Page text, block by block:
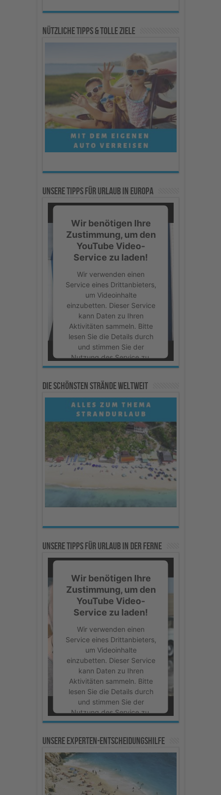
Nützliche Tipps & Tolle Ziele
Unsere Tipps für Urlaub in Europa
Wir benötigen Ihre
Zustimmung, um den
YouTube Video-
Service zu laden!
Wir verwenden einen
Service eines Drittanbieters,
um Videoinhalte
einzubetten. Dieser Service
kann Daten zu Ihren
Aktivitäten sammeln. Bitte
lesen Sie die Details durch
und stimmen Sie der
Nutzung des Service zu,
um dieses Video
Mehr Informationen
Akzeptieren
powered by Usercentrics
Consent Management
Platform
Die schönsten Strände weltweit
Unsere Tipps für Urlaub in der Ferne
Wir benötigen Ihre
Zustimmung, um den
YouTube Video-
Service zu laden!
Wir verwenden einen
Service eines Drittanbieters,
um Videoinhalte
einzubetten. Dieser Service
kann Daten zu Ihren
Aktivitäten sammeln. Bitte
lesen Sie die Details durch
und stimmen Sie der
Nutzung des Service zu,
um dieses Video
Mehr Informationen
Akzeptieren
Unsere Experten-Entscheidungshilfe